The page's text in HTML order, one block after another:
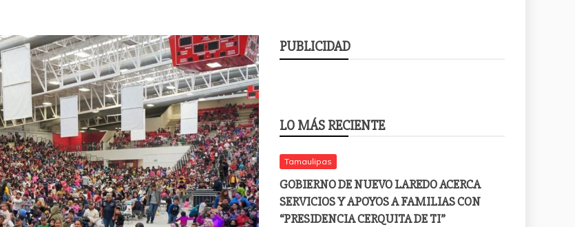
PUBLICIDAD
LO MÁS RECIENTE
Tamaulipas
GOBIERNO DE NUEVO LAREDO ACERCA
SERVICIOS Y APOYOS A FAMILIAS CON
“PRESIDENCIA CERQUITA DE TI”